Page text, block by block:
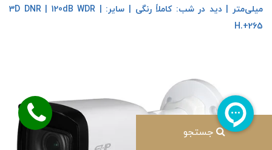
میلی‌متر | دید در شب: کاملاً رنگی | سایر: 3D DNR | 120dB WDR |
H.+265
جستجو